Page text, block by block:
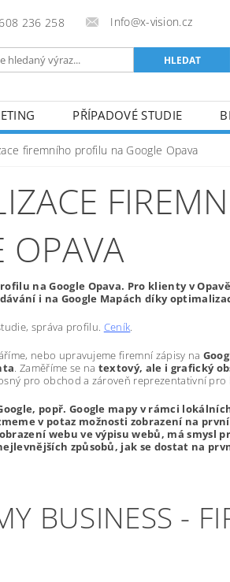
236 258 Info@x-vision.cz
PŘÍPADOVÉ STUDIE
firemního profilu na Google Opava
OPAVA
na Google Opava. Pro klienty v
i na Google Mapách díky
správa profilu. Ceník.
nebo upravujeme firemní zápisy na
. Zaměříme se na textový, ale i grafický
pro obchod a zároveň reprezentativní pro
popř. Google mapy v rámci
v potaz možnosti zobrazení na
webu ve výpisu webů, má smysl
způsobů, jak se dostat na
BUSINESS -